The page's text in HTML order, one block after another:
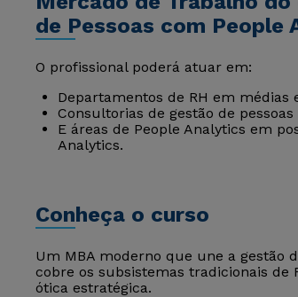
de Pessoas com People
O profissional poderá atuar em:
Departamentos de RH em médias
Consultorias de gestão de pessoas
E áreas de People Analytics em
Analytics.
Conheça o curso
Um MBA moderno que une a gestão
cobre os subsistemas tradicionais de
ótica estratégica.